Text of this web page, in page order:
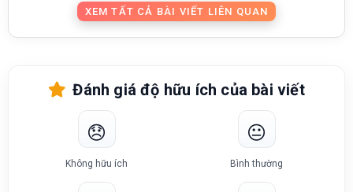
XEM TẤT CẢ BÀI VIẾT LIÊN QUAN
Đánh giá độ hữu ích của bài viết
😞
Không hữu ích
😐
Bình thường